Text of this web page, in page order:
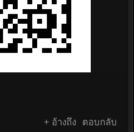
+ อ้างถึง ตอบกลับ